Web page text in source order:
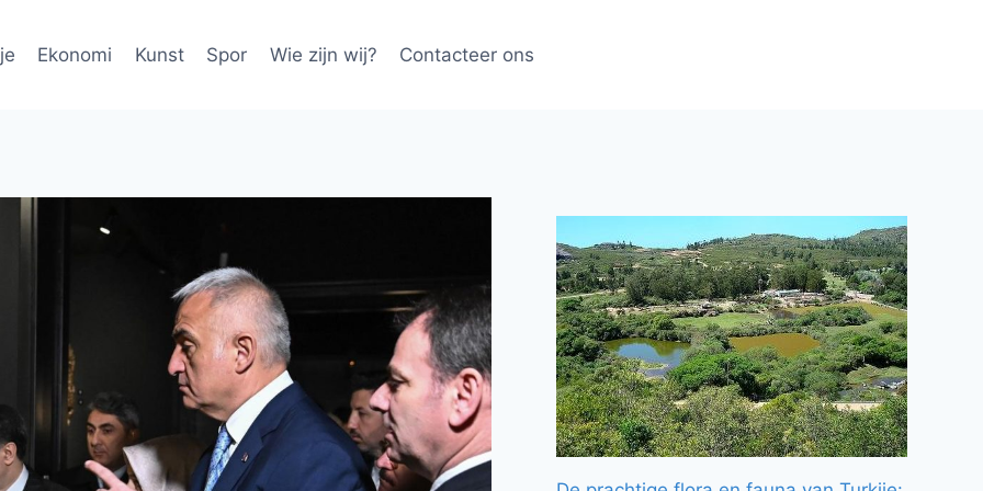
Ekonomi Kunst Spor Wie zijn wij? Contacteer ons